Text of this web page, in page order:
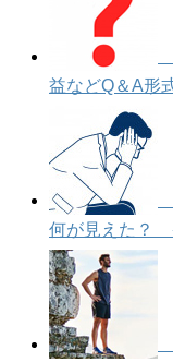
益などQ＆A形
何が見えた？